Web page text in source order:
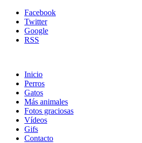
Facebook
Twitter
Google
RSS
Inicio
Perros
Gatos
Más animales
Fotos graciosas
Vídeos
Gifs
Contacto